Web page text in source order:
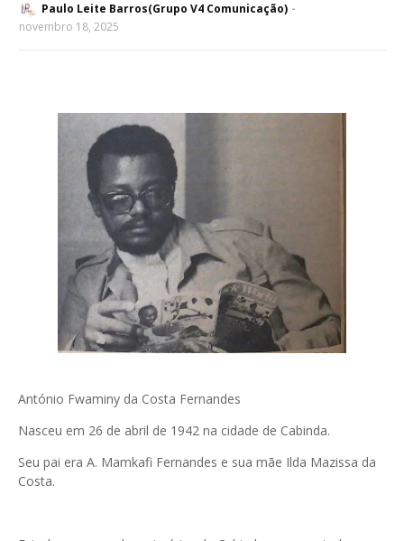
Paulo Leite Barros(Grupo V4 Comunicação)
novembro 18, 2025
António Fwaminy da Costa Fernandes
Nasceu em 26 de abril de 1942 na cidade de Cabinda.
Seu pai era A. Mamkafi Fernandes e sua mãe Ilda Mazissa da
Costa.